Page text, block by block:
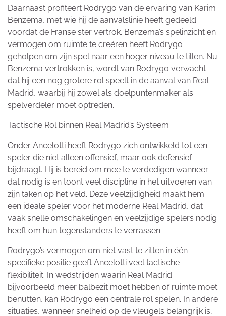
Daarnaast profiteert Rodrygo van de ervaring van Karim
Benzema, met wie hij de aanvalslinie heeft gedeeld
voordat de Franse ster vertrok. Benzema’s spelinzicht en
vermogen om ruimte te creëren heeft Rodrygo
geholpen om zijn spel naar een hoger niveau te tillen. Nu
Benzema vertrokken is, wordt van Rodrygo verwacht
dat hij een nog grotere rol speelt in de aanval van Real
Madrid, waarbij hij zowel als doelpuntenmaker als
spelverdeler moet optreden.
Tactische Rol binnen Real Madrid’s Systeem
Onder Ancelotti heeft Rodrygo zich ontwikkeld tot een
speler die niet alleen offensief, maar ook defensief
bijdraagt. Hij is bereid om mee te verdedigen wanneer
dat nodig is en toont veel discipline in het uitvoeren van
zijn taken op het veld. Deze veelzijdigheid maakt hem
een ideale speler voor het moderne Real Madrid, dat
vaak snelle omschakelingen en veelzijdige spelers nodig
heeft om hun tegenstanders te verrassen.
Rodrygo’s vermogen om niet vast te zitten in één
specifieke positie geeft Ancelotti veel tactische
flexibiliteit. In wedstrijden waarin Real Madrid
bijvoorbeeld meer balbezit moet hebben of ruimte moet
benutten, kan Rodrygo een centrale rol spelen. In andere
situaties, wanneer snelheid op de vleugels belangrijk is,